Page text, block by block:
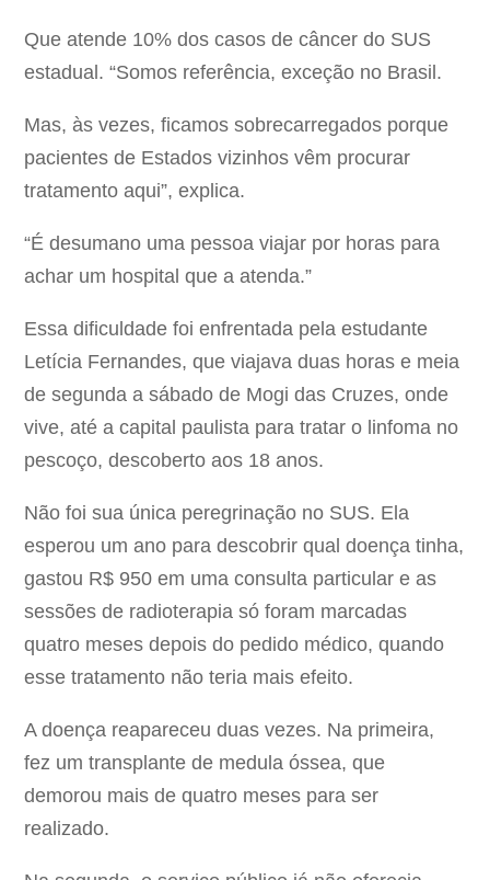
Que atende 10% dos casos de câncer do SUS
estadual. “Somos referência, exceção no Brasil.
Mas, às vezes, ficamos sobrecarregados porque
pacientes de Estados vizinhos vêm procurar
tratamento aqui”, explica.
“É desumano uma pessoa viajar por horas para
achar um hospital que a atenda.”
Essa dificuldade foi enfrentada pela estudante
Letícia Fernandes, que viajava duas horas e meia
de segunda a sábado de Mogi das Cruzes, onde
vive, até a capital paulista para tratar o linfoma no
pescoço, descoberto aos 18 anos.
Não foi sua única peregrinação no SUS. Ela
esperou um ano para descobrir qual doença tinha,
gastou R$ 950 em uma consulta particular e as
sessões de radioterapia só foram marcadas
quatro meses depois do pedido médico, quando
esse tratamento não teria mais efeito.
A doença reapareceu duas vezes. Na primeira,
fez um transplante de medula óssea, que
demorou mais de quatro meses para ser
realizado.